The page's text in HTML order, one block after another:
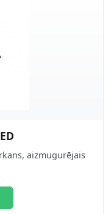
aizmugurējais